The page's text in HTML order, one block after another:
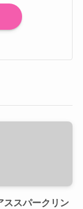
ススパークリン